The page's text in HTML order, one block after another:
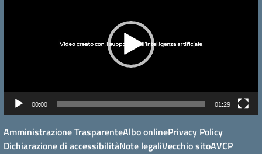
00:00 01:29
Amministrazione TrasparenteAlbo onlinePrivacy Policy
Dichiarazione di accessibilitàNote legaliVecchio sitoAVCP